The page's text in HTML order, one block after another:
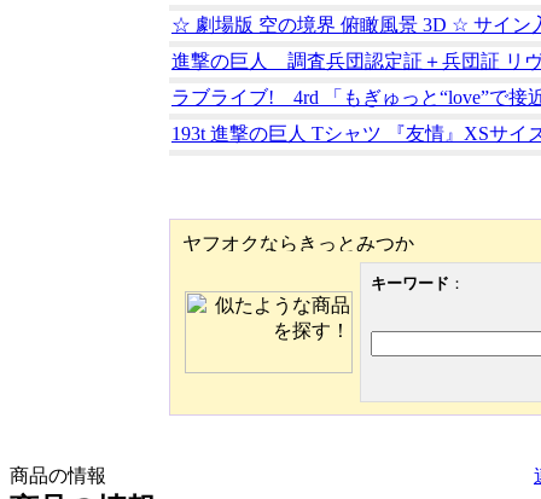
☆ 劇場版 空の境界 俯瞰風景 3D ☆ サイン
進撃の巨人 調査兵団認定証＋兵団証 リ
ラブライブ! 4rd 「もぎゅっと“love”で
193t 進撃の巨人 Tシャツ 『友情』XSサイ
キーワード ：
商品の情報